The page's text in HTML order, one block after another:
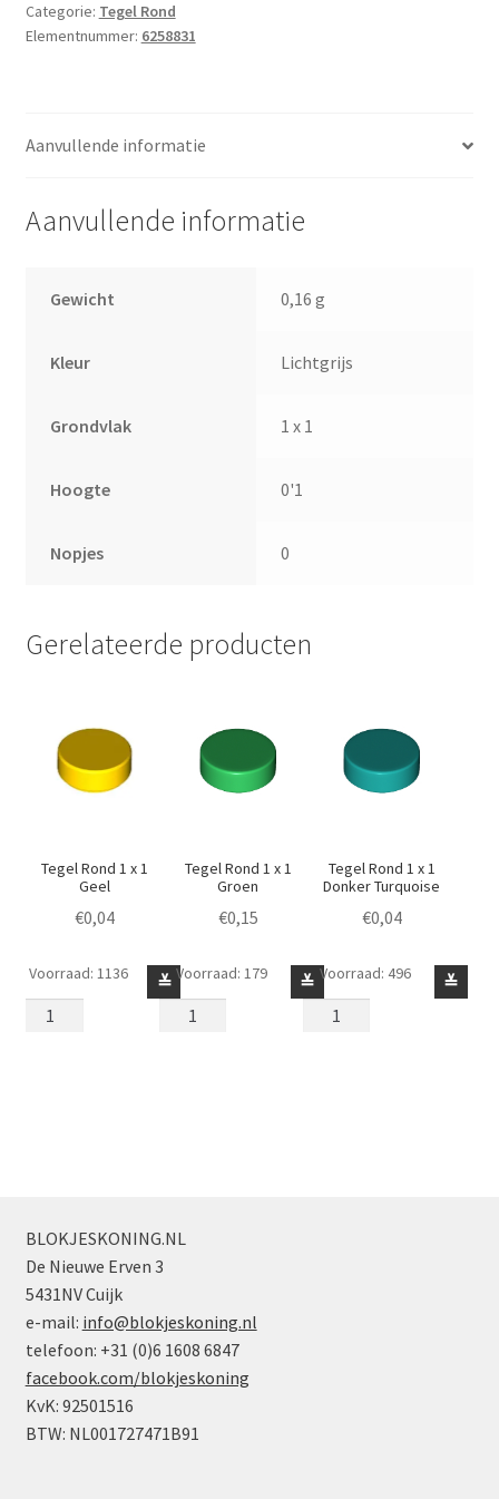
met
Staafje
minipen
aantal
Categorie: Tegel Rond
Elementnummer: 6258831
Aanvullende informatie
Aanvullende informatie
Gewicht 0,16 g
Kleur Lichtgrijs
Grondvlak 1 x 1
Hoogte 0'1
Nopjes 0
Gerelateerde producten
Tegel Rond 1 x 1
Geel
€0,04
Tegel
Rond
≚
Voorraad: 1136
Tegel Rond 1 x 1
Groen
€0,15
Tegel
Rond
≚
Voorraad: 179
Tegel Rond 1 x 1
Donker Turquoise
€0,04
Tegel
Rond
≚
Voorraad: 496
BLOKJESKONING.NL
De Nieuwe Erven 3
5431NV Cuijk
e-mail: info@blokjeskoning.nl
telefoon: +31 (0)6 1608 6847
facebook.com/blokjeskoning
KvK: 92501516
BTW: NL001727471B91